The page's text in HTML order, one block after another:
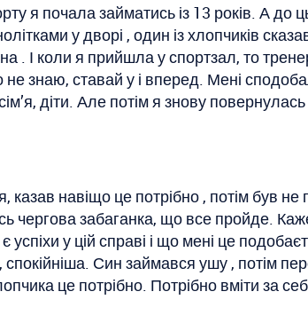
я почала займатись із 13 років. А до
у дворі , один із хлопчиків
. І коли я прийшла у спортзал, то
знаю, ставай у і вперед. Мені
діти. Але потім я знову
навіщо це потрібно , потім був
чергова забаганка, що все пройде.
у цій справі і що мені це
Син займався ушу , потім
це потрібно. Потрібно вміти за